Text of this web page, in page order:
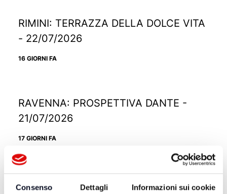
Consenso Dettagli Informazioni sui cookie
RIMINI: TERRAZZA DELLA DOLCE VITA
- 22/07/2026
16 GIORNI FA
RAVENNA: PROSPETTIVA DANTE -
21/07/2026
17 GIORNI FA
RICCIONE: TRAMONTO DIVINO -